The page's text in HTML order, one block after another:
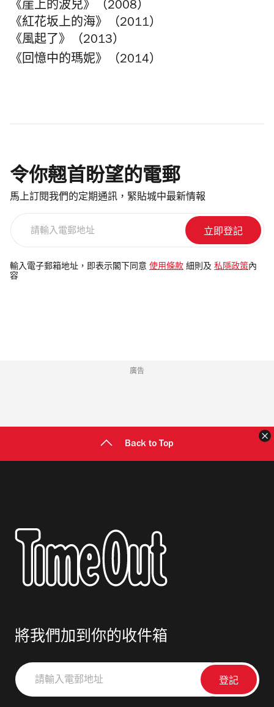
《崖上的波兒》（2008）
《紅花坂上的海》（2011）
《風起了》（2013）
《回憶中的瑪妮》（2014）
令你翹首盼望的電郵
馬上訂閱我們的定期通訊，緊貼城中最新情報
電
郵
輸入電子郵箱地址，即表示閣下同意 使用條款 細則及 私隱政策 內
容
廣告
Back to Top
將我們加到你的收件箱
請
輸